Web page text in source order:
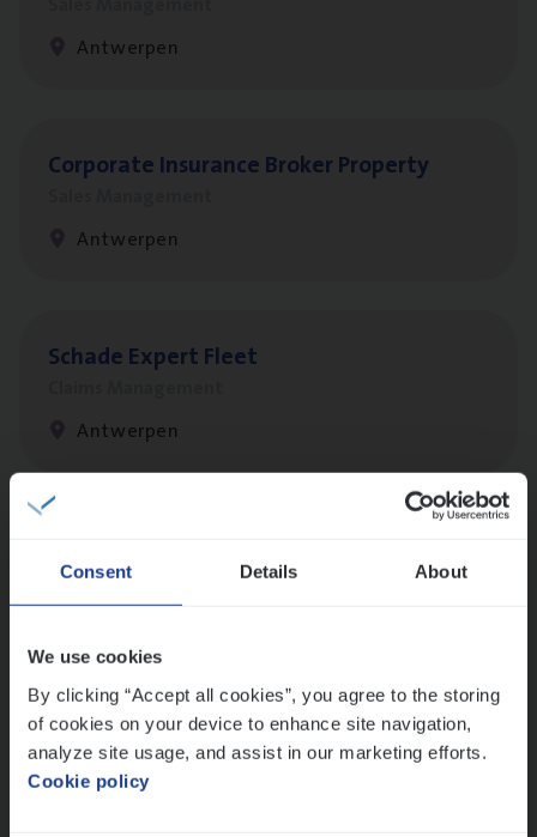
Consent Details About
We use cookies
By clicking “Accept all cookies”, you agree to the storing
of cookies on your device to enhance site navigation,
analyze site usage, and assist in our marketing efforts.
Cookie policy
Antwerpen
Cor­po­ra­te Insu­ran­ce Bro­ker Property
Antwerpen
Scha­de Expert Fleet
Antwerpen
People Management, Sales Management
Client Exe­cu­ti­ve Marine
Insurance Operations